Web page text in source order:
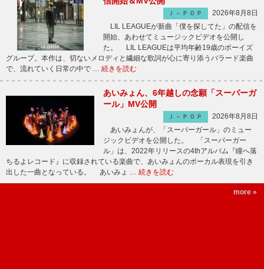
Ｊ－ＰＯＰ
2026年8月8日
LIL LEAGUEが新曲「僕を探してた」の配信を
開始、あわせてミュージックビデオを公開し
た。 LIL LEAGUEは平均年齢19歳のボーイズ
グループ。本作は、切ないメロディと繊細な歌詞が心に寄り添うバラード楽曲
で、流れていく日常の中で … 続きを読む
あいみょん、6年越しの念願「スーパーガ
ール」MV公開
Ｊ－ＰＯＰ
2026年8月8日
あいみょんが、「スーパーガール」のミュー
ジックビデオを公開した。 「スーパーガー
ル」は、2022年リリースの4thアルバム『瞳へ落
ちるよレコード』に収録されている楽曲で、あいみょんのボーカル表現を引き
出した一曲となっている。 あいみょ … 続きを読む
more »